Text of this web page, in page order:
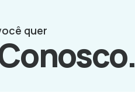
quer